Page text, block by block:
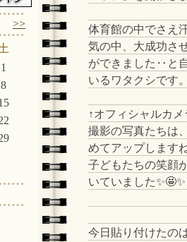
>>
1
8
体育館の中でさえ
気の中、大成功さ
ができました‥と
いるワタクシです
↑オフィシャルカ
撮影の写真たちは
めてアップします
子どもたちの笑顔
いていました✨🤩✨
今日貼り付けたの